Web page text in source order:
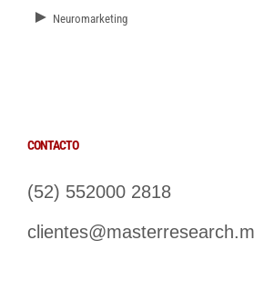
► Neuromarketing
CONTACTO
(52) 552000 2818